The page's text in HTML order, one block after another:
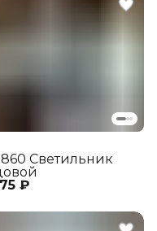
₽
Светильник